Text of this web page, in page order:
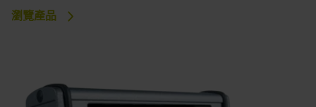
瀏覽產品